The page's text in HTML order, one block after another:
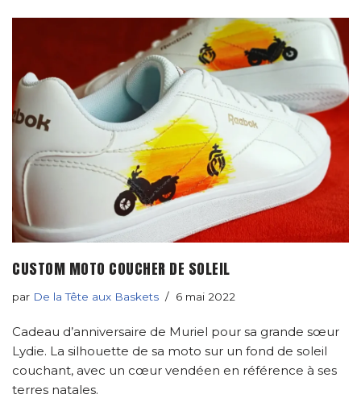
CUSTOM MOTO COUCHER DE SOLEIL
par De la Tête aux Baskets 6 mai 2022
Cadeau d’anniversaire de Muriel pour sa grande sœur
Lydie. La silhouette de sa moto sur un fond de soleil
couchant, avec un cœur vendéen en référence à ses
terres natales.